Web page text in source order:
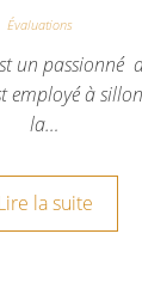
Évaluations
un passionné
employé à
la…
la suite